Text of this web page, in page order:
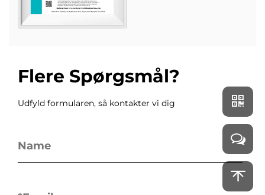
Flere Spørgsmål?
Udfyld formularen, så kontakter vi dig